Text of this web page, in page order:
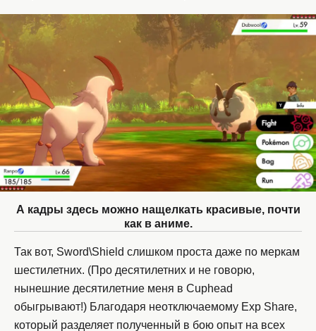
А кадры здесь можно нащелкать красивые, почти
как в аниме.
Так вот, Sword\Shield слишком проста даже по меркам
шестилетних. (Про десятилетних и не говорю,
нынешние десятилетние меня в Cuphead
обыгрывают!) Благодаря неотключаемому Exp Share,
который разделяет полученный в бою опыт на всех